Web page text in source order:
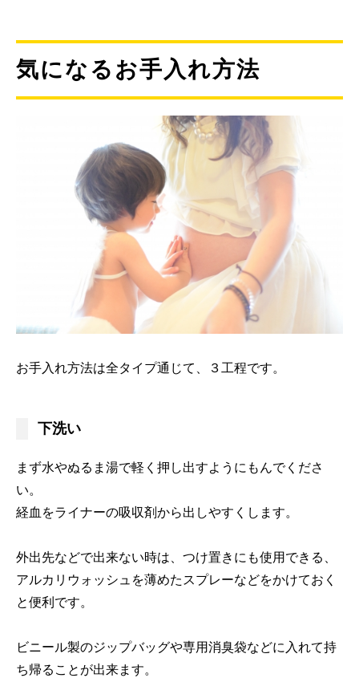
気になるお手入れ方法
お手入れ方法は全タイプ通じて、３工程です。
下洗い
まず水やぬるま湯で軽く押し出すようにもんでくださ
い。
経血をライナーの吸収剤から出しやすくします。
外出先などで出来ない時は、つけ置きにも使用できる、
アルカリウォッシュを薄めたスプレーなどをかけておく
と便利です。
ビニール製のジップバッグや専用消臭袋などに入れて持
ち帰ることが出来ます。